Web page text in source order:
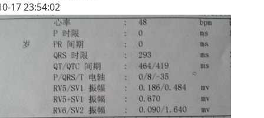
17 23:54:02